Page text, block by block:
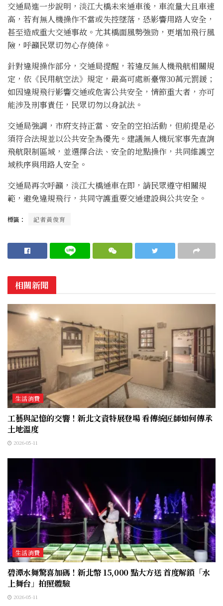
交通局進一步說明，淡江大橋未來通車後，車流量大且車速
高，若有無人機操作不當或失控墜落，恐影響用路人安全，
甚至造成重大交通事故。尤其橋面風勢強勁，更增加飛行風
險，呼籲民眾切勿心存僥倖。
針對違規操作部分，交通局提醒，若違反無人機飛航相關規
定，依《民用航空法》規定，最高可處新臺幣30萬元罰鍰；
如因違規飛行影響交通或危害公共安全，情節重大者，亦可
能涉及刑事責任，民眾切勿以身試法。
交通局強調，市府支持正當、安全的空拍活動，但前提是必
須符合法規並以公共安全為優先。建議無人機玩家事先查詢
飛航限制區域，並選擇合法、安全的地點操作，共同維護空
域秩序與用路人安全。
交通局再次呼籲，淡江大橋通車在即，請民眾遵守相關規
範，避免違規飛行，共同守護重要交通建設與公共安全。
標籤： 記者黃俊育
相關新聞
生活消費
工藝與記憶的交響！新北文資特展登場 看傳統匠師如何傳承
土地溫度
2026-05-11
生活消費
碧潭水舞驚喜加碼！新北幣 15,000 點大方送 首度解鎖「水
上舞台」拍照體驗
2026-05-11